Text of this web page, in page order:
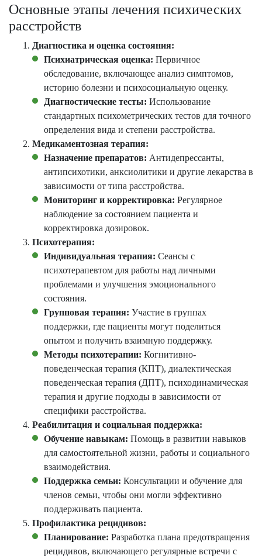
Основные этапы лечения психических
расстройств
Диагностика и оценка состояния:
Психиатрическая оценка: Первичное
обследование, включающее анализ симптомов,
историю болезни и психосоциальную оценку.
Диагностические тесты: Использование
стандартных психометрических тестов для точного
определения вида и степени расстройства.
Медикаментозная терапия:
Назначение препаратов: Антидепрессанты,
антипсихотики, анксиолитики и другие лекарства в
зависимости от типа расстройства.
Мониторинг и корректировка: Регулярное
наблюдение за состоянием пациента и
корректировка дозировок.
Психотерапия:
Индивидуальная терапия: Сеансы с
психотерапевтом для работы над личными
проблемами и улучшения эмоционального
состояния.
Групповая терапия: Участие в группах
поддержки, где пациенты могут поделиться
опытом и получить взаимную поддержку.
Методы психотерапии: Когнитивно-
поведенческая терапия (КПТ), диалектическая
поведенческая терапия (ДПТ), психодинамическая
терапия и другие подходы в зависимости от
специфики расстройства.
Реабилитация и социальная поддержка:
Обучение навыкам: Помощь в развитии навыков
для самостоятельной жизни, работы и социального
взаимодействия.
Поддержка семьи: Консультации и обучение для
членов семьи, чтобы они могли эффективно
поддерживать пациента.
Профилактика рецидивов:
Планирование: Разработка плана предотвращения
рецидивов, включающего регулярные встречи с